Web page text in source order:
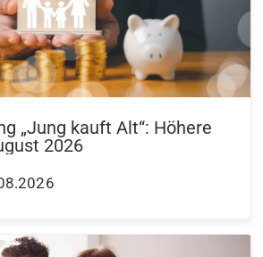
„Jung kauft Alt“: Höhere
2026